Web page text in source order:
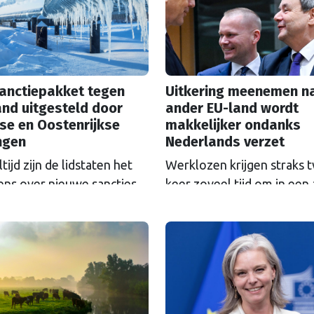
tegen
uitgesteld door
en Oostenrijkse
zijn de lidstaten het
over nieuwe sancties
is met een week
dat intussen
verder dreigt te worden
Uitkering meenemen
ander EU-land wordt
makkelijker ondanks
Nederlands verzet
Werklozen krijgen straks
keer zoveel tijd om in een
oude uitkering. Tien jaar
touwtrekken ging daaraan
vooraf. Nederland bleef
tijd tegen de